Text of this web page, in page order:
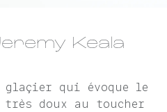
Keala
glaçier qui évoque le
très doux au toucher